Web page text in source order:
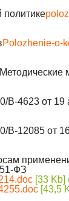
Polozhenie-o-
Методические
4623 от 19
12085 от 16
ФЗ
[33 Kb]
[43,5